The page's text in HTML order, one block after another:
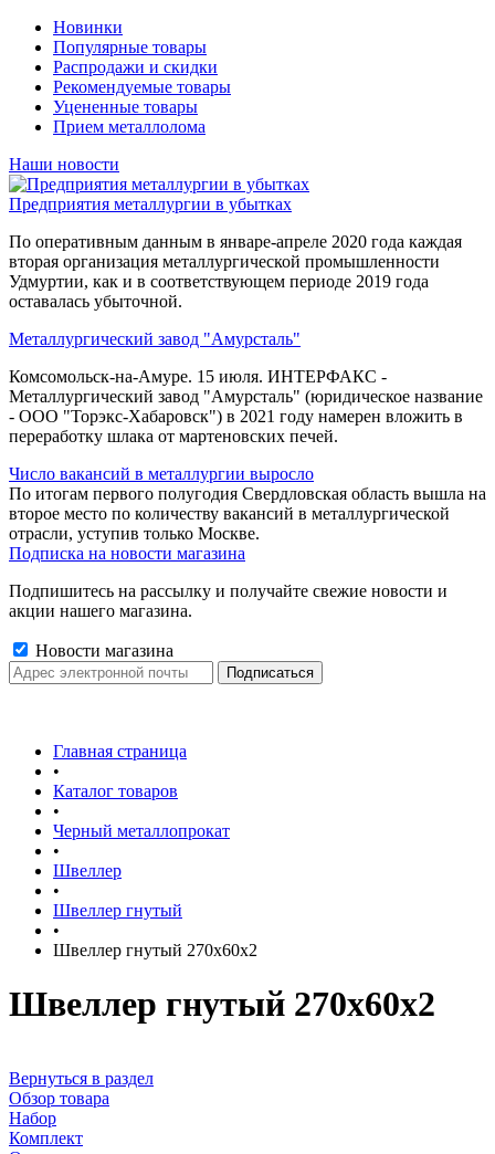
Новинки
Популярные товары
Распродажи и скидки
Рекомендуемые товары
Уцененные товары
Прием металлолома
Наши новости
Предприятия металлургии в убытках
По оперативным данным в январе-апреле 2020 года каждая
вторая организация металлургической промышленности
Удмуртии, как и в соответствующем периоде 2019 года
оставалась убыточной.
Металлургический завод "Амурсталь"
Комсомольск-на-Амуре. 15 июля. ИНТЕРФАКС -
Металлургический завод "Амурсталь" (юридическое название
- ООО "Торэкс-Хабаровск") в 2021 году намерен вложить в
переработку шлака от мартеновских печей.
Число вакансий в металлургии выросло
По итогам первого полугодия Свердловская область вышла на
второе место по количеству вакансий в металлургической
отрасли, уступив только Москве.
Подписка на новости магазина
Подпишитесь на рассылку и получайте свежие новости и
акции нашего магазина.
Новости магазина
Главная страница
•
Каталог товаров
•
Черный металлопрокат
•
Швеллер
•
Швеллер гнутый
•
Швеллер гнутый 270х60х2
Швеллер гнутый 270х60х2
Вернуться в раздел
Обзор товара
Набор
Комплект